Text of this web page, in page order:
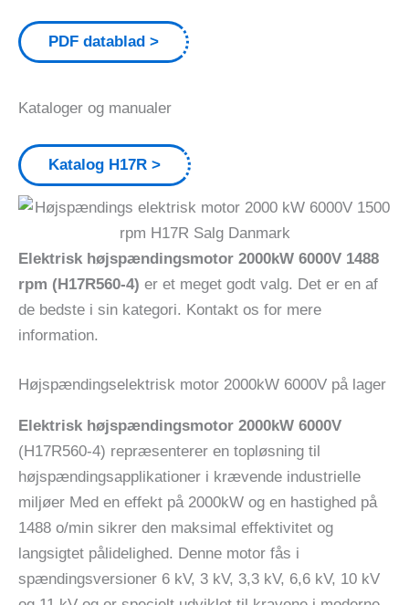
PDF datablad
Kataloger og manualer
Katalog H17R
Elektrisk højspændingsmotor 2000kW 6000V 1488
rpm (H17R560-4) er et meget godt valg. Det er en af ​​
de bedste i sin kategori. Kontakt os for mere
information.
Højspændingselektrisk motor 2000kW 6000V på lager
Elektrisk højspændingsmotor 2000kW 6000V
(H17R560-4) repræsenterer en topløsning til
højspændingsapplikationer i krævende industrielle
miljøer Med en effekt på 2000kW og en hastighed på
1488 o/min sikrer den maksimal effektivitet og
langsigtet pålidelighed. Denne motor fås i
spændingsversioner 6 kV, 3 kV, 3,3 kV, 6,6 kV, 10 kV